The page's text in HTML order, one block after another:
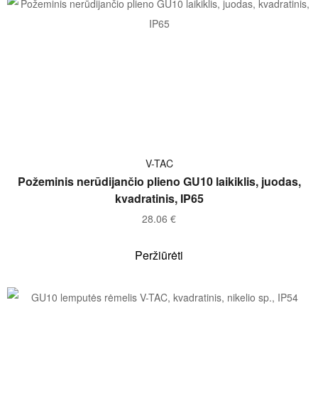
Į KREPŠELĮ
V-TAC
Požeminis nerūdijančio plieno GU10 laikiklis, juodas,
kvadratinis, IP65
28.06 €
Peržiūrėti